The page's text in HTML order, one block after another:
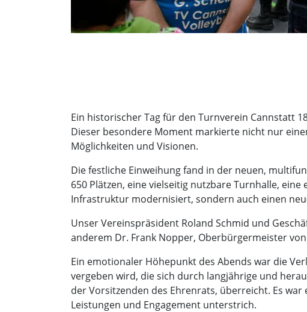
Ein historischer Tag für den Turnverein Cannstatt
Dieser besondere Moment markierte nicht nur
Möglichkeiten und Visionen.
Die festliche Einweihung fand in der neuen,
650 Plätzen, eine vielseitig nutzbare Turnhalle,
Infrastruktur modernisiert, sondern auch einen
Unser Vereinspräsident Roland Schmid und
anderem Dr. Frank Nopper, Oberbürgermeister
Ein emotionaler Höhepunkt des Abends war die
vergeben wird, die sich durch langjährige und
der Vorsitzenden des Ehrenrats, überreicht. Es
Leistungen und Engagement unterstrich.